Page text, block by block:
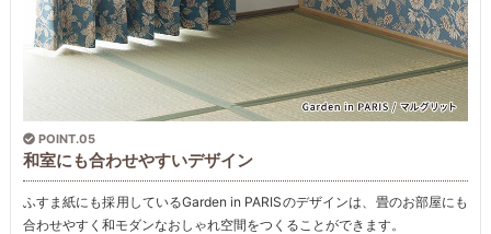
POINT.05
和室にも合わせやすいデザイン
ふすま紙にも採用しているGarden in PARISのデザインは、畳のお部屋にも
合わせやすく和モダンなおしゃれ空間をつくることができます。